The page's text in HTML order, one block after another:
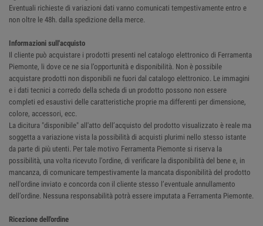
Eventuali richieste di variazioni dati vanno comunicati tempestivamente entro e
non oltre le 48h. dalla spedizione della merce.
Informazioni sull'acquisto
Il cliente può acquistare i prodotti presenti nel catalogo elettronico di Ferramenta
Piemonte, li dove ce ne sia l’opportunità e disponibilità. Non è possibile
acquistare prodotti non disponibili ne fuori dal catalogo elettronico. Le immagini
e i dati tecnici a corredo della scheda di un prodotto possono non essere
completi ed esaustivi delle caratteristiche proprie ma differenti per dimensione,
colore, accessori, ecc.
La dicitura "disponibile" all'atto dell’acquisto del prodotto visualizzato è reale ma
soggetta a variazione vista la possibilità di acquisti plurimi nello stesso istante
da parte di più utenti. Per tale motivo Ferramenta Piemonte si riserva la
possibilità, una volta ricevuto l'ordine, di verificare la disponibilità del bene e, in
mancanza, di comunicare tempestivamente la mancata disponibilità del prodotto
nell'ordine inviato e concorda con il cliente stesso l’eventuale annullamento
dell’ordine. Nessuna responsabilità potrà essere imputata a Ferramenta Piemonte.
Ricezione dell'ordine